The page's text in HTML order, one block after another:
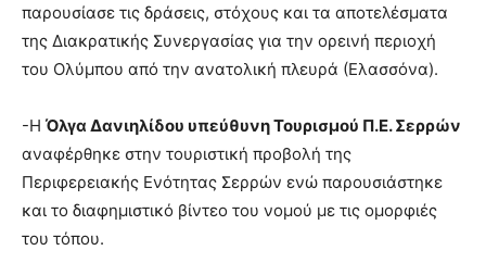
παρουσίασε τις δράσεις, στόχους και τα αποτελέσματα
της Διακρατικής Συνεργασίας για την ορεινή περιοχή
του Ολύμπου από την ανατολική πλευρά (Ελασσόνα).
-Η Όλγα Δανιηλίδου υπεύθυνη Τουρισμού Π.Ε. Σερρών
αναφέρθηκε στην τουριστική προβολή της
Περιφερειακής Ενότητας Σερρών ενώ παρουσιάστηκε
και το διαφημιστικό βίντεο του νομού με τις ομορφιές
του τόπου.